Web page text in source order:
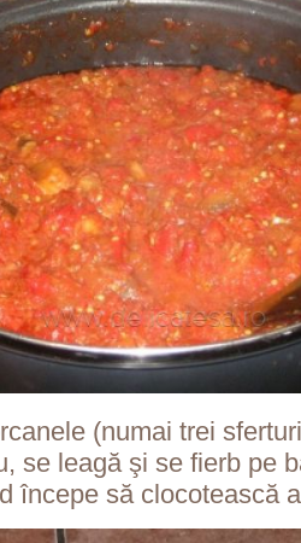
(numai trei
se leagă şi se fierb pe
începe să clocotească